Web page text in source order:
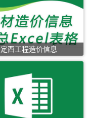
定西工程造价信息